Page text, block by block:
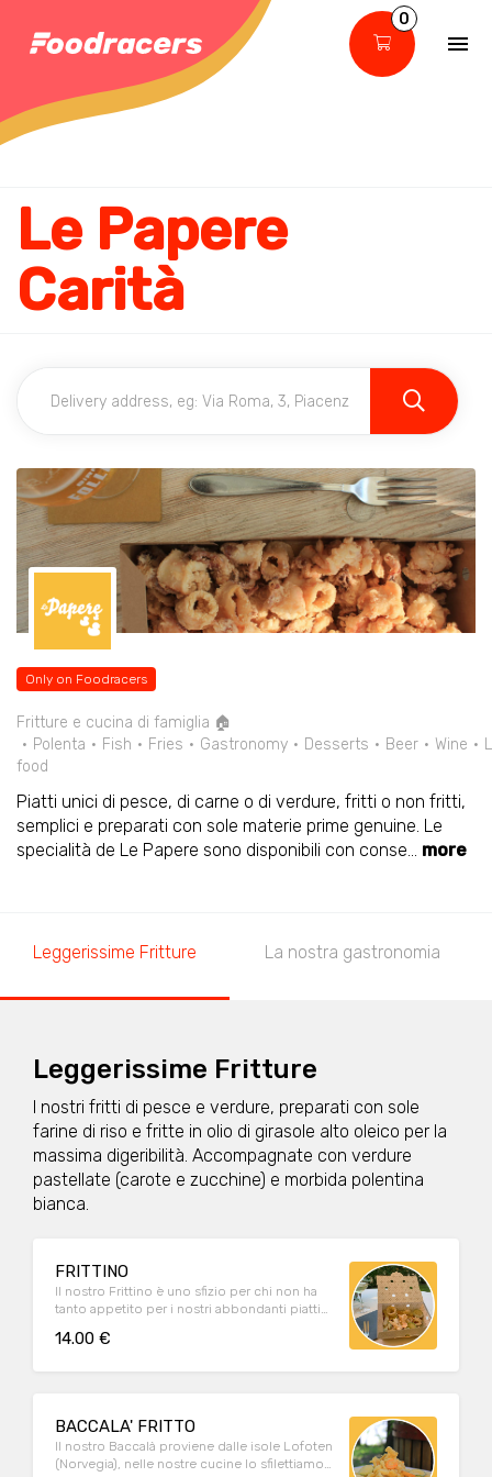
0
Le Papere
Carità
Only on Foodracers
Fritture e cucina di famiglia 🏠
Polenta
Fish Fries Gastronomy Desserts Beer Wine
food
Piatti unici di pesce, di carne o di verdure, fritti o non fritti,
semplici e preparati con sole materie prime genuine. Le
specialità de Le Papere sono disponibili con conse... more
Leggerissime Fritture La nostra gastronomia
Leggerissime Fritture
I nostri fritti di pesce e verdure, preparati con sole
farine di riso e fritte in olio di girasole alto oleico per la
massima digeribilità. Accompagnate con verdure
pastellate (carote e zucchine) e morbida polentina
bianca.
FRITTINO
Il nostro Frittino è uno sfizio per chi non ha
tanto appetito per i nostri abbondanti piatti
porzione più leggera per la pausa pranzo. Al
14.00 €
BACCALA' FRITTO
Il nostro Baccalà proviene dalle isole Lofoten
(Norvegia), nelle nostre cucine lo sfilettiamo